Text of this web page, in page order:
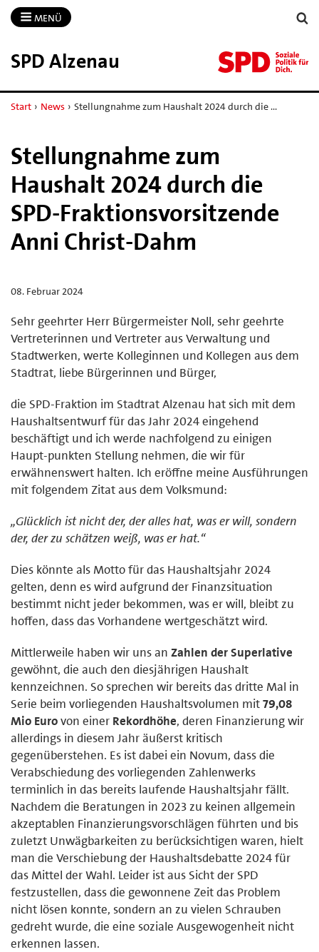
MENÜ
SPD Alzenau
Start › News › Stellungnahme zum Haushalt 2024 durch die …
Stellungnahme zum
Haushalt 2024 durch die
SPD-Fraktionsvorsitzende
Anni Christ-Dahm
08. Februar 2024
Sehr geehrter Herr Bürgermeister Noll, sehr geehrte
Vertreterinnen und Vertreter aus Verwaltung und
Stadtwerken, werte Kolleginnen und Kollegen aus dem
Stadtrat, liebe Bürgerinnen und Bürger,
die SPD-Fraktion im Stadtrat Alzenau hat sich mit dem
Haushaltsentwurf für das Jahr 2024 eingehend
beschäftigt und ich werde nachfolgend zu einigen
Haupt-punkten Stellung nehmen, die wir für
erwähnenswert halten. Ich eröffne meine Ausführungen
mit folgendem Zitat aus dem Volksmund:
„Glücklich ist nicht der, der alles hat, was er will, sondern
der, der zu schätzen weiß, was er hat.“
Dies könnte als Motto für das Haushaltsjahr 2024
gelten, denn es wird aufgrund der Finanzsituation
bestimmt nicht jeder bekommen, was er will, bleibt zu
hoffen, dass das Vorhandene wertgeschätzt wird.
Mittlerweile haben wir uns an Zahlen der Superlative
gewöhnt, die auch den diesjährigen Haushalt
kennzeichnen. So sprechen wir bereits das dritte Mal in
Serie beim vorliegenden Haushaltsvolumen mit79,08
Mio Eurovon einer Rekordhöhe, deren Finanzierung wir
allerdings in diesem Jahr äußerst kritisch
gegenüberstehen. Es ist dabei ein Novum, dass die
Verabschiedung des vorliegenden Zahlenwerks
terminlich in das bereits laufende Haushaltsjahr fällt.
Nachdem die Beratungen in 2023 zu keinen allgemein
akzeptablen Finanzierungsvorschlägen führten und bis
zuletzt Unwägbarkeiten zu berücksichtigen waren, hielt
man die Verschiebung der Haushaltsdebatte 2024 für
das Mittel der Wahl. Leider ist aus Sicht der SPD
festzustellen, dass die gewonnene Zeit das Problem
nicht lösen konnte, sondern an zu vielen Schrauben
gedreht wurde, die eine soziale Ausgewogenheit nicht
erkennen lassen.